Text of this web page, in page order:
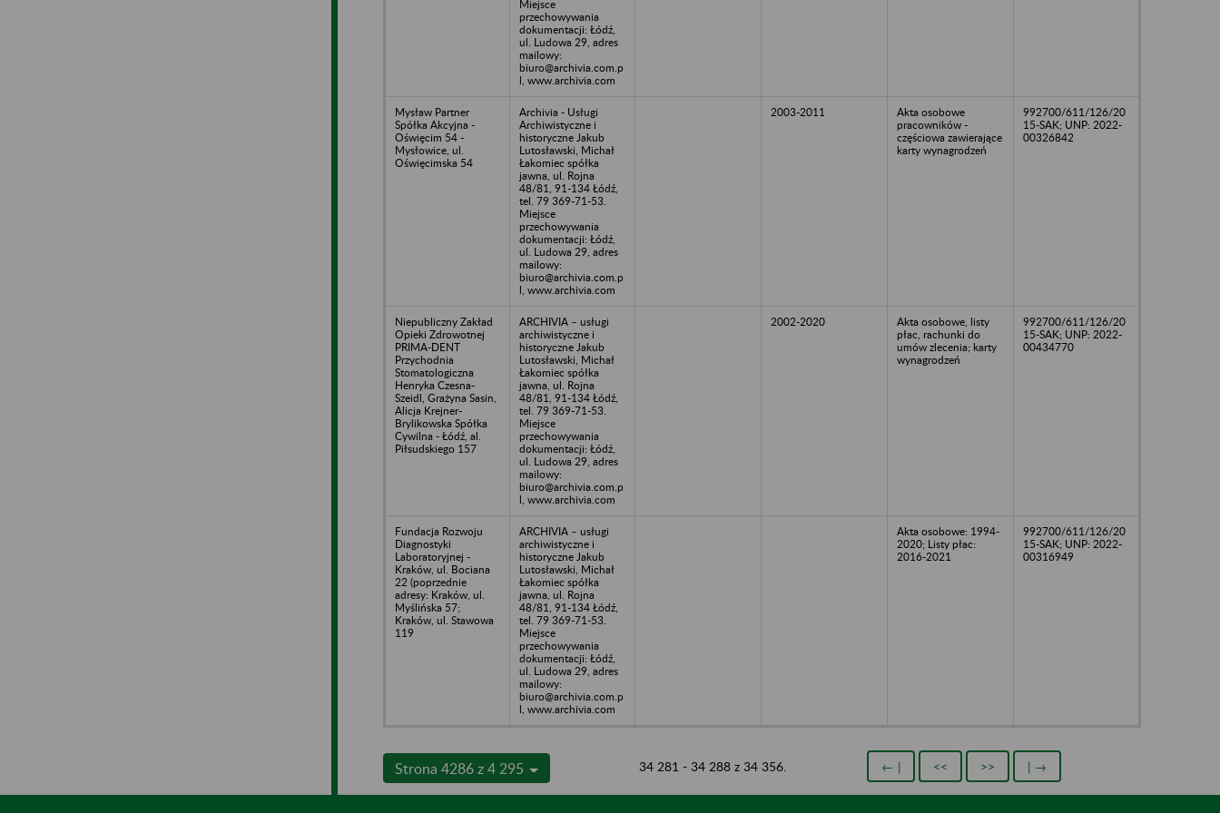
Miejsce
przechowywania
dokumentacji: Łódź,
ul. Ludowa 29, adres
mailowy:
biuro@archivia.com.p
l, www.archivia.com
Mysław Partner
Spółka Akcyjna -
Oświęcim 54 -
Mysłowice, ul.
Oświęcimska 54
Archivia - Usługi
Archiwistyczne i
historyczne Jakub
Lutosławski, Michał
Łakomiec spółka
jawna, ul. Rojna
48/81, 91-134 Łódź,
tel. 79 369-71-53.
Miejsce
przechowywania
dokumentacji: Łódź,
ul. Ludowa 29, adres
mailowy:
biuro@archivia.com.p
l, www.archivia.com
2003-2011
Akta osobowe
pracowników -
częściowa zawierające
karty wynagrodzeń
992700/611/126/20
15-SAK; UNP: 2022-
00326842
Niepubliczny Zakład
Opieki Zdrowotnej
PRIMA-DENT
Przychodnia
Stomatologiczna
Henryka Czesna-
Szeidl, Grażyna Sasin,
Alicja Krejner-
Brylikowska Spółka
Cywilna - Łódź, al.
Piłsudskiego 157
ARCHIVIA – usługi
archiwistyczne i
historyczne Jakub
Lutosławski, Michał
Łakomiec spółka
jawna, ul. Rojna
48/81, 91-134 Łódź,
tel. 79 369-71-53.
Miejsce
przechowywania
dokumentacji: Łódź,
ul. Ludowa 29, adres
mailowy:
biuro@archivia.com.p
l, www.archivia.com
2002-2020
Akta osobowe, listy
płac, rachunki do
umów zlecenia; karty
wynagrodzeń
992700/611/126/20
15-SAK; UNP: 2022-
00434770
Fundacja Rozwoju
Diagnostyki
Laboratoryjnej -
Kraków, ul. Bociana
22 (poprzednie
adresy: Kraków, ul.
Myślińska 57;
Kraków, ul. Stawowa
119
ARCHIVIA – usługi
archiwistyczne i
historyczne Jakub
Lutosławski, Michał
Łakomiec spółka
jawna, ul. Rojna
48/81, 91-134 Łódź,
tel. 79 369-71-53.
Miejsce
przechowywania
dokumentacji: Łódź,
ul. Ludowa 29, adres
mailowy:
biuro@archivia.com.p
l, www.archivia.com
Akta osobowe: 1994-
2020; Listy płac:
2016-2021
992700/611/126/20
15-SAK; UNP: 2022-
00316949
Strona 4286 z 4 295 34 281 - 34 288 z 34 356. ← | << >> | →